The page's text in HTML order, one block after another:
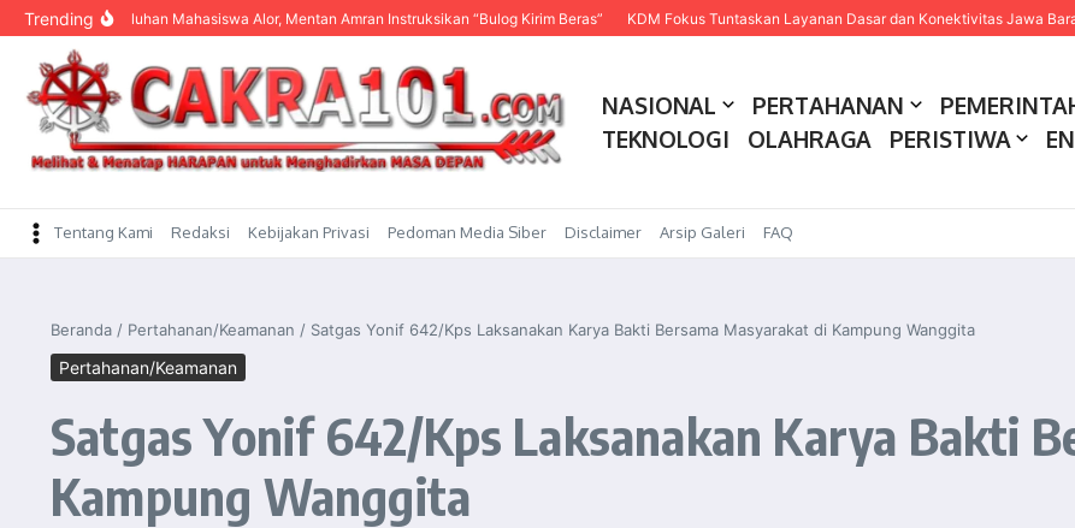
content
Trending
Keluhan Mahasiswa Alor, Mentan Amran Instruksikan “Bulog Kirim Beras” KDM Fokus Tuntaskan Layanan Dasar dan Konektivitas Jawa Barat pada
NASIONAL PERTAHANAN
TEKNOLOGI
OLAHRAGA PERISTIWA
Tentang Kami Redaksi Kebijakan Privasi Pedoman Media Siber Disclaimer Arsip Galeri FAQ
Beranda / Pertahanan/Keamanan / Satgas Yonif 642/Kps Laksanakan Karya Bakti Bersama Masyarakat di Kampung Wanggita
Pertahanan/Keamanan
Satgas Yonif 642/Kps Laksanakan Karya Bakti
Kampung Wanggita